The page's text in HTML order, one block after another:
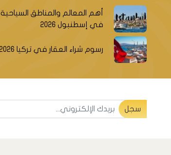
أهم المعالم والمناطق السياحية
في إسطنبول 2026
رسوم شراء العقار في تركيا 2026
سجل